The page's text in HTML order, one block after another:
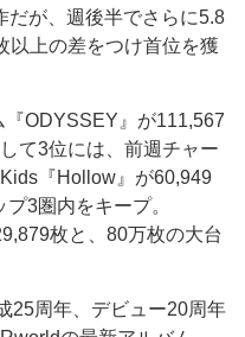
だが、週後半でさらに5.8
以上の差をつけ首位を獲
ODYSSEY』が111,567
て3位には、前週チャー
『Hollow』が60,949
3圏内をキープ。
枚と、80万枚の大台
25周年、デビュー20周年